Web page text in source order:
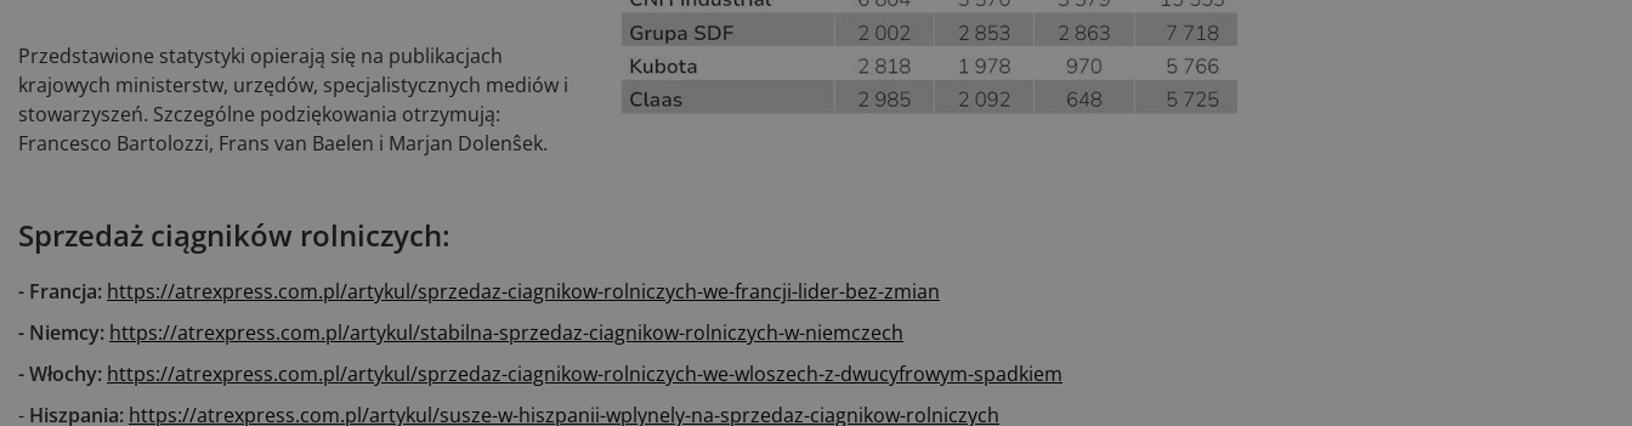
Przedstawione statystyki opierają się na publikacjach
krajowych ministerstw, urzędów, specjalistycznych mediów i
stowarzyszeń. Szczególne podziękowania otrzymują:
Francesco Bartolozzi, Frans van Baelen i Marjan Dolenŝek.
Sprzedaż ciągników rolniczych:
- Francja: https://atrexpress.com.pl/artykul/sprzedaz-ciagnikow-rolniczych-we-francji-lider-bez-zmian
- Niemcy: https://atrexpress.com.pl/artykul/stabilna-sprzedaz-ciagnikow-rolniczych-w-niemczech
- Włochy: https://atrexpress.com.pl/artykul/sprzedaz-ciagnikow-rolniczych-we-wloszech-z-dwucyfrowym-spadkiem
- Hiszpania: https://atrexpress.com.pl/artykul/susze-w-hiszpanii-wplynely-na-sprzedaz-ciagnikow-rolniczych